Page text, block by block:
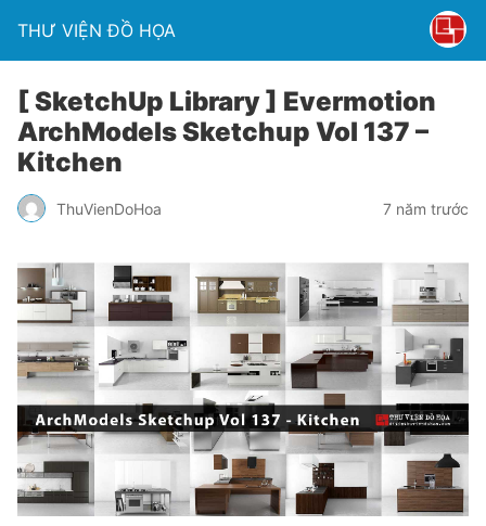
THƯ VIỆN ĐỒ HỌA
[ SketchUp Library ] Evermotion
ArchModels Sketchup Vol 137 –
Kitchen
ThuVienDoHoa 7 năm trước